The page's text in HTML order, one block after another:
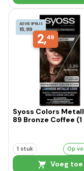
ADVIESPRIJS
15,99
2,49
Syoss Colors
89 Bronze Coffee
1 stuk Op
Voeg toe